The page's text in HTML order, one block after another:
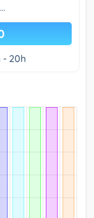
- 20h